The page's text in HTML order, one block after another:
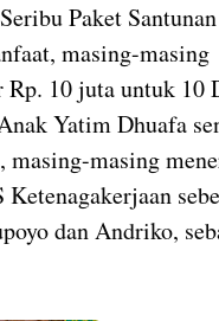
Paket
masing-masing
10 juta untuk 10
Yatim Dhuafa
masing-masing
dan Andriko,